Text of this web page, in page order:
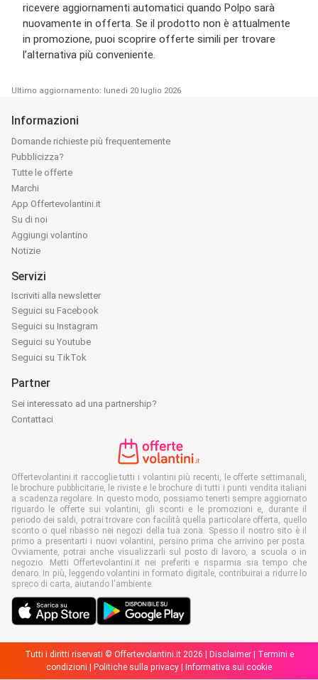
ricevere aggiornamenti automatici quando Polpo sarà
nuovamente in offerta. Se il prodotto non è attualmente
in promozione, puoi scoprire offerte simili per trovare
l’alternativa più conveniente.
Ultimo aggiornamento: lunedì 20 luglio 2026
Informazioni
Domande richieste più frequentemente
Pubblicizza?
Tutte le offerte
Marchi
App Offertevolantini.it
Su di noi
Aggiungi volantino
Notizie
Servizi
Iscriviti alla newsletter
Seguici su Facebook
Seguici su Instagram
Seguici su Youtube
Seguici su TikTok
Partner
Sei interessato ad una partnership?
Contattaci
Offertevolantini.it raccoglie tutti i volantini più recenti, le offerte settimanali,
le brochure pubblicitarie, le riviste e le brochure di tutti i punti vendita italiani
a scadenza regolare. In questo modo, possiamo tenerti sempre aggiornato
riguardo le offerte sui volantini, gli sconti e le promozioni e, durante il
periodo dei saldi, potrai trovare con facilità quella particolare offerta, quello
sconto o quel ribasso nei negozi della tua zona. Spesso il nostro sito è il
primo a presentarti i nuovi volantini, persino prima che arrivino per posta.
Ovviamente, potrai anche visualizzarli sul posto di lavoro, a scuola o in
negozio. Metti Offertevolantini.it nei preferiti e risparmia sia tempo che
denaro. In più, leggendo volantini in formato digitale, contribuirai a ridurre lo
spreco di carta, aiutando l'ambiente.
Tutti i diritti riservati © Offertevolantini.it 2026 | Disclaimer| Termini e
condizioni | Politiche sulla privacy | Informativa sui cookie